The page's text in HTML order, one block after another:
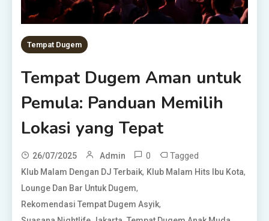
Tempat Dugem
Tempat Dugem Aman untuk
Pemula: Panduan Memilih
Lokasi yang Tepat
26/07/2025 Admin 0 Tagged
Klub Malam Dengan DJ Terbaik, Klub Malam Hits Ibu Kota,
Lounge Dan Bar Untuk Dugem,
Rekomendasi Tempat Dugem Asyik,